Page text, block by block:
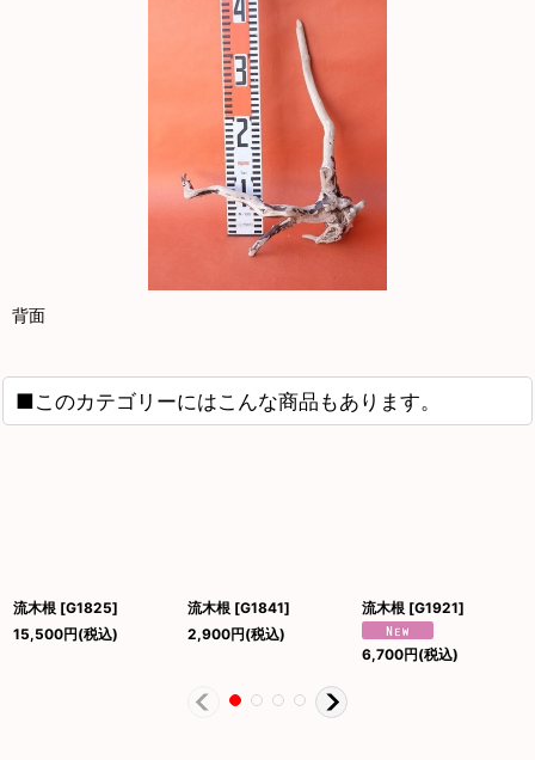
背面
■このカテゴリーにはこんな商品もあります。
流木根 [G1825]
15,500円(税込)
流木根 [G1841]
2,900円(税込)
流木根 [G1921]
6,700円(税込)